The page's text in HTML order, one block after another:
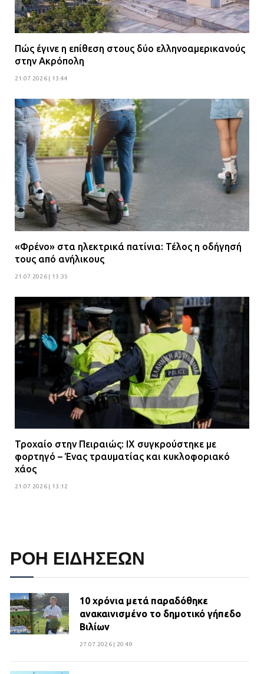
Πώς έγινε η επίθεση στους δύο ελληνοαμερικανούς
στην Ακρόπολη
21.07.2026 | 13:44
«Φρένο» στα ηλεκτρικά πατίνια: Τέλος η οδήγησή
τους από ανήλικους
21.07.2026 | 13:35
Τροχαίο στην Πειραιώς: ΙΧ συγκρούστηκε με
φορτηγό – Ένας τραυματίας και κυκλοφοριακό
χάος
21.07.2026 | 13:12
ΡΟΗ ΕΙΔΗΣΕΩΝ
10 χρόνια μετά παραδόθηκε
ανακαινισμένο το δημοτικό γήπεδο
Βιλίων
27.07.2026 | 20:49